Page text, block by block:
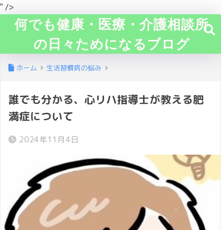
" />
何でも健康・医療・介護相談所
の日々ためになるブログ
ホーム 生活習慣病の悩み
誰でも分かる、心リハ指導士が教える肥
満症について
2024年11月4日